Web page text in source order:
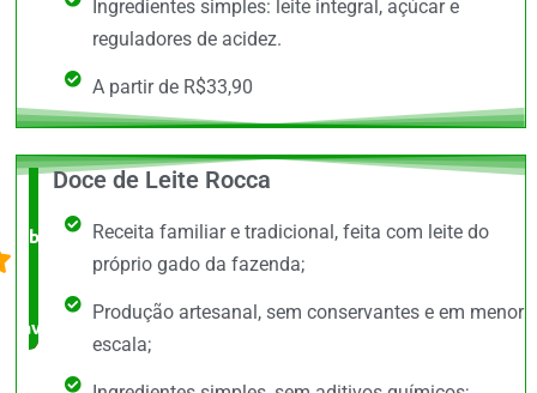
Ingredientes simples: leite integral, açúcar e
reguladores de acidez.
A partir de R$33,90
O +
barato,
avaliado!
Doce de Leite Rocca
Receita familiar e tradicional, feita com leite do
próprio gado da fazenda;
Produção artesanal, sem conservantes e em menor
escala;